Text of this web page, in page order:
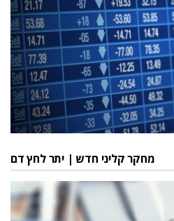
מחקר קליני חדש | יתר לחץ דם